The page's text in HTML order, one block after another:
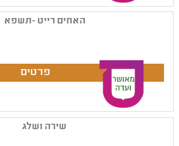
האחים רייט -תשפא
שירה ושלג